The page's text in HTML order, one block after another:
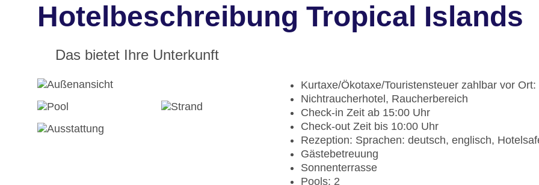
Hotelbeschreibung Tropical Islands
Das bietet Ihre Unterkunft
Kurtaxe/Ökotaxe/Touristensteuer zahlbar vor
Nichtraucherhotel, Raucherbereich
Check-in Zeit ab 15:00 Uhr
Check-out Zeit bis 10:00 Uhr
Rezeption: Sprachen: deutsch, englisch,
Gästebetreuung
Sonnenterrasse
Pools: 2